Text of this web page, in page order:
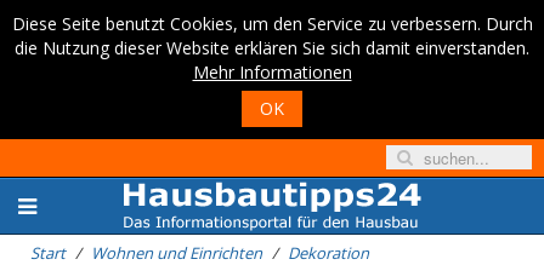
Diese Seite benutzt Cookies, um den Service zu verbessern. Durch
die Nutzung dieser Website erklären Sie sich damit einverstanden.
Mehr Informationen
OK
Start Wohnen und Einrichten
Dekoration